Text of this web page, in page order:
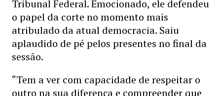
Tribunal Federal. Emocionado, ele defendeu
o papel da corte no momento mais
atribulado da atual democracia. Saiu
aplaudido de pé pelos presentes no final da
sessão.
“Tem a ver com capacidade de respeitar o
outro na sua diferença e compreender que